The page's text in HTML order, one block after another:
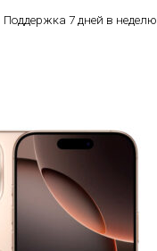
Поддержка 7 дней в неделю